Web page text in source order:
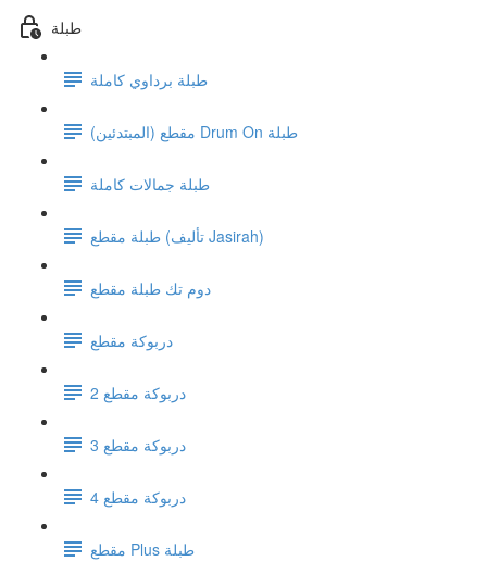
طبلة
طبلة برداوي كاملة
مقطع (المبتدئين) Drum On طبلة
طبلة جمالات كاملة
طبلة مقطع (تأليف Jasirah)
دوم تك طبلة مقطع
دربوكة مقطع
دربوكة مقطع 2
دربوكة مقطع 3
دربوكة مقطع 4
مقطع Plus طبلة